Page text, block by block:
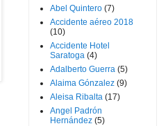
Abel Quintero (7)
Accidente aéreo 2018
(10)
Accidente Hotel
Saratoga (4)
Adalberto Guerra (5)
Alaima Gónzalez (9)
Aleisa Ribalta (17)
Angel Padrón
Hernández (5)